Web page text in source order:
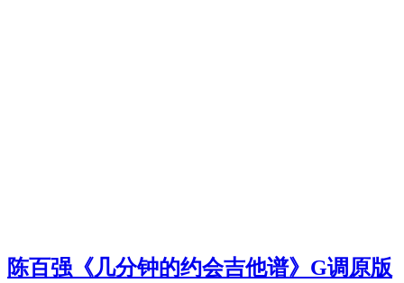
陈百强《几分钟的约会吉他谱》G调原版